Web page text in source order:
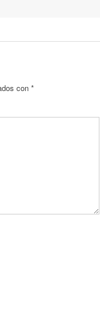
con *